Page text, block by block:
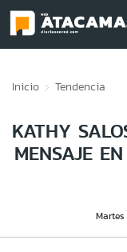
Inicio Tendencia
KATHY
MENSAJE